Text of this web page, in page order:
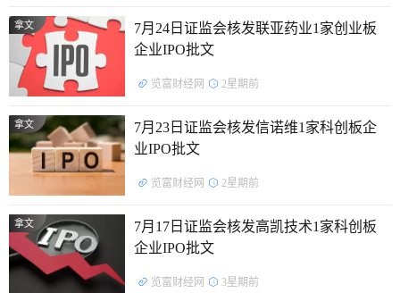
拿文
7月24日证监会核发联亚药业1家创业板
企业IPO批文
览富财经网 2星期前
拿文
7月23日证监会核发信诺维1家科创板企
业IPO批文
览富财经网 2星期前
拿文
7月17日证监会核发高凯技术1家科创板
企业IPO批文
览富财经网 3星期前